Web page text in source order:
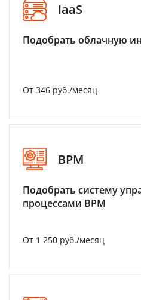
IaaS
Подобрать облачную
От 346 руб./месяц
BPM
Подобрать систему
процессами BPM
От 1 250 руб./месяц